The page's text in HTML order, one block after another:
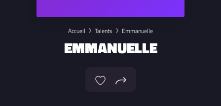
Accueil Talents Emmanuelle
EMMANUELLE